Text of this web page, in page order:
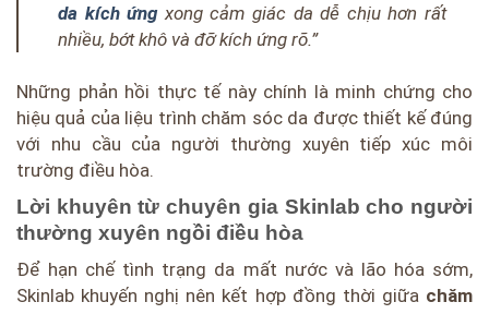
da kích ứngxong cảm giác da dễ chịu hơn rất
nhiều, bớt khô và đỡ kích ứng rõ.”
Những phản hồi thực tế này chính là minh chứng cho
hiệu quả của liệu trình chăm sóc da được thiết kế đúng
với nhu cầu của người thường xuyên tiếp xúc môi
trường điều hòa.
Lời khuyên từ chuyên gia Skinlab cho người
thường xuyên ngồi điều hòa
Để hạn chế tình trạng da mất nước và lão hóa sớm,
Skinlab khuyến nghị nên kết hợp đồng thời giữa chăm